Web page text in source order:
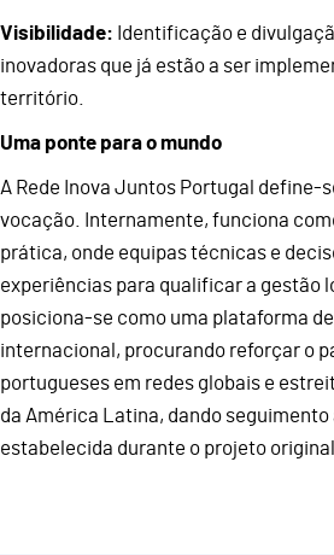
Visibilidade: Identificação e
inovadoras que já estão a ser
território.
Uma ponte para o mundo
A Rede Inova Juntos Portugal define-
vocação. Internamente, funciona
prática, onde equipas técnicas e
experiências para qualificar a gestão
posiciona-se como uma plataforma
internacional, procurando reforçar o
portugueses em redes globais e
da América Latina, dando
estabelecida durante o projeto original.